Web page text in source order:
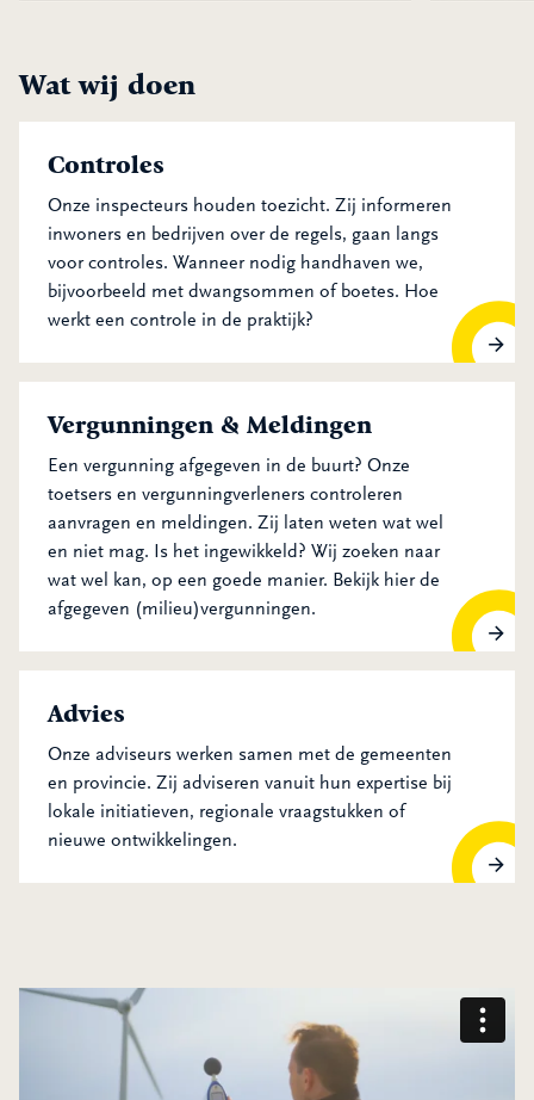
Wat wij doen
Controles
Onze inspecteurs houden toezicht. Zij informeren
inwoners en bedrijven over de regels, gaan langs
voor controles. Wanneer nodig handhaven we,
bijvoorbeeld met dwangsommen of boetes. Hoe
werkt een controle in de praktijk?
Vergunningen & Meldingen
Een vergunning afgegeven in de buurt? Onze
toetsers en vergunningverleners controleren
aanvragen en meldingen. Zij laten weten wat wel
en niet mag. Is het ingewikkeld? Wij zoeken naar
wat wel kan, op een goede manier. Bekijk hier de
afgegeven (milieu)vergunningen.
Advies
Onze adviseurs werken samen met de gemeenten
en provincie. Zij adviseren vanuit hun expertise bij
lokale initiatieven, regionale vraagstukken of
nieuwe ontwikkelingen.